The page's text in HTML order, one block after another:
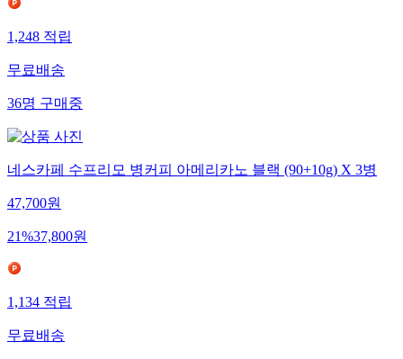
1,248적립
무료배송
36명구매중
네스카페 수프리모 병커피 아메리카노 블랙 (90+10g) X 3병
47,700원
21%37,800원
1,134적립
무료배송